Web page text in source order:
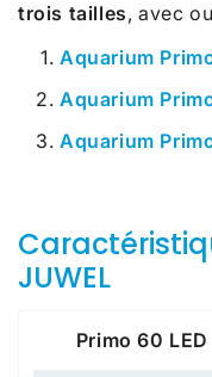
trois tailles, avec
Aquarium
Aquarium
Aquarium
JUWEL
Primo 60 LED